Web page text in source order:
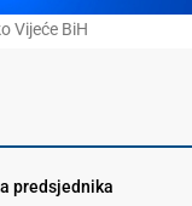
Vijeće BiH
predsjednika